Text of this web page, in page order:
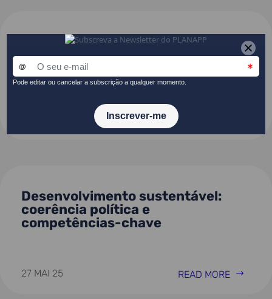
PLANAPP participa em
conferência sobre governação
sustentável
READ MORE
Desenvolvimento sustentável:
coerência política e
competências-chave
27 MAI 25 READ MORE